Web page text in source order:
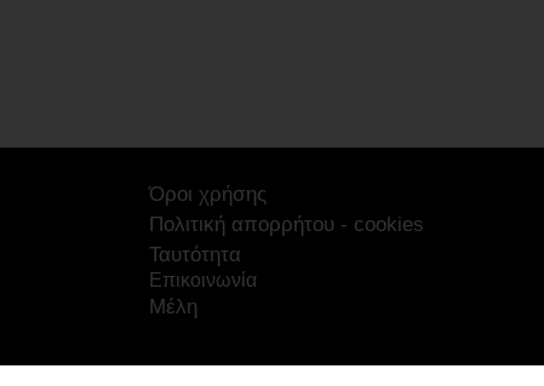
Όροι χρήσης
Πολιτική απορρήτου - cookies
Ταυτότητα
Επικοινωνία
Μέλη